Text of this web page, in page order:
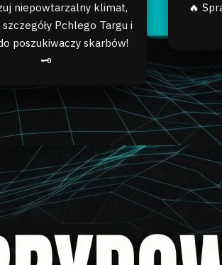
niepowtarzalny klimat,
Pchlego Targu i
poszukiwaczy skarbów!
🗝️
🔥